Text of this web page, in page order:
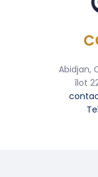
Abidjan,
îlot